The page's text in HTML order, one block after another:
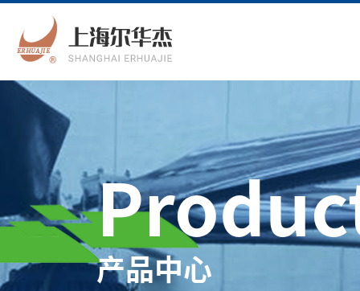
产品中心